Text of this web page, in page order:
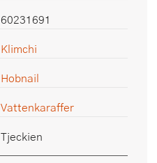
60231691
Klimchi
Hobnail
Vattenkaraffer
Tjeckien